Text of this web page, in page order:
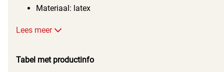
Materiaal: latex
Lees meer
Tabel met productinfo